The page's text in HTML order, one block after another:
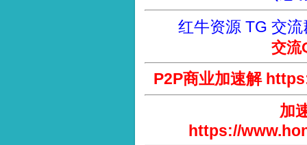
红牛资源 TG 交流
交流
P2P商业加速解
加
https://